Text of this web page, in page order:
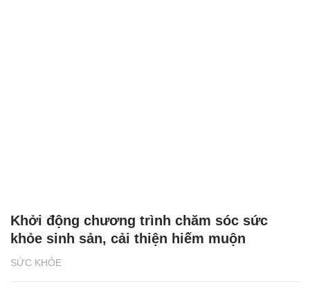
SỨC KHỎE
Khởi động chương trình chăm sóc sức
khỏe sinh sản, cải thiện hiếm muộn